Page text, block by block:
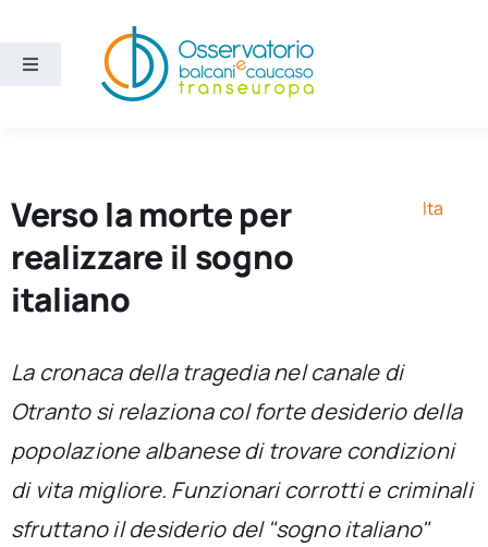
contenuto
Toggle
Ricerca e divulgazione
Chi siamo
Cerca
per:
Verso la morte per
realizzare il sogno
italiano
Ita
La cronaca della tragedia nel canale di
Otranto si relaziona col forte desiderio della
popolazione albanese di trovare condizioni
di vita migliore. Funzionari corrotti e criminali
sfruttano il desiderio del "sogno italiano"